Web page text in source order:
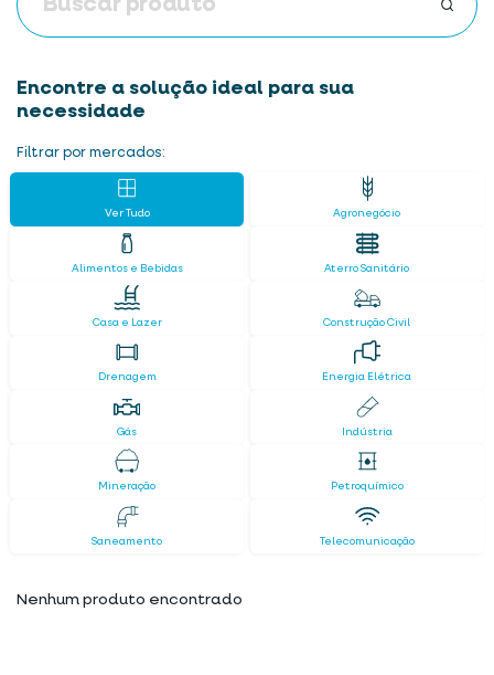
Encontre a solução ideal para sua
necessidade
Filtrar por mercados:
Ver Tudo Agronegócio
Alimentos e Bebidas Aterro Sanitário
Casa e Lazer Construção Civil
Drenagem Energia Elétrica
Gás Indústria
Mineração Petroquímico
Saneamento Telecomunicação
Nenhum produto encontrado